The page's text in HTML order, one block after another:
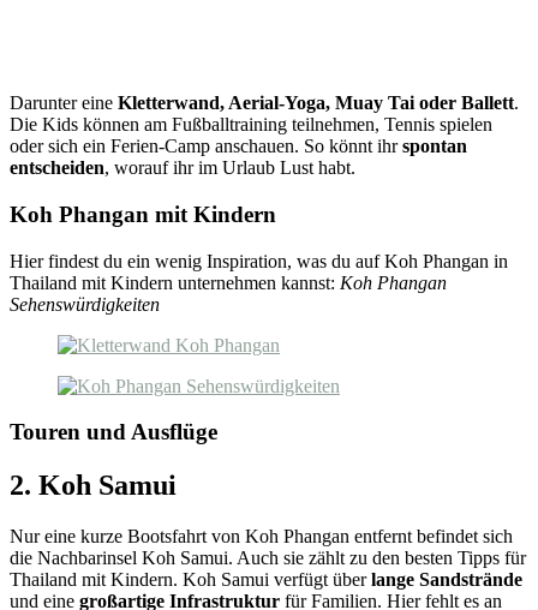
Darunter eine Kletterwand, Aerial-Yoga, Muay Tai oder Ballett.
Die Kids können am Fußballtraining teilnehmen, Tennis spielen
oder sich ein Ferien-Camp anschauen. So könnt ihrspontan
entscheiden, worauf ihr im Urlaub Lust habt.
Koh Phangan mit Kindern
Hier findest du ein wenig Inspiration, was du auf Koh Phangan in
Thailand mit Kindern unternehmen kannst: Koh Phangan
Sehenswürdigkeiten
Touren und Ausflüge
2. Koh Samui
Nur eine kurze Bootsfahrt von Koh Phangan entfernt befindet sich
die Nachbarinsel Koh Samui. Auch sie zählt zu den besten Tipps für
Thailand mit Kindern. Koh Samui verfügt überlange Sandstrände
und eine großartige Infrastruktur für Familien. Hier fehlt es an